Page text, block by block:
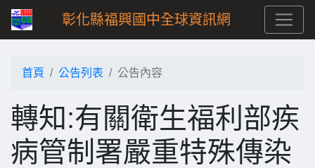
彰化縣福興國中全球資訊網
首頁 公告列表 公告內容
轉知:有關衛生福利部疾
病管制署嚴重特殊傳染